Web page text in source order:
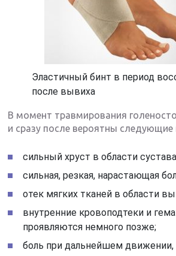
Эластичный бинт в период
после вывиха
В момент травмирования
и сразу после вероятны следующие
сильный хруст в области
сильная, резкая, нарастающая
отек мягких тканей в области
внутренние кровоподтеки и
проявляются немного позже;
боль при дальнейшем движении,